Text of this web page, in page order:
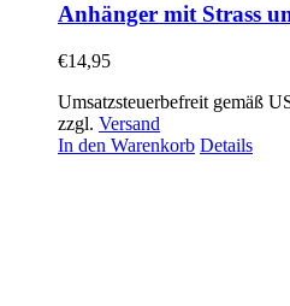
Anhänger mit Strass
€14,95
Umsatzsteuerbefreit gemäß
zzgl. Versand
In den Warenkorb Details